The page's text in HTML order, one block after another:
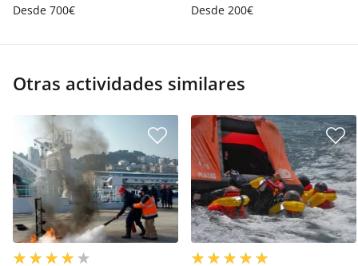
Desde 700€
Desde 200€
Otras actividades similares